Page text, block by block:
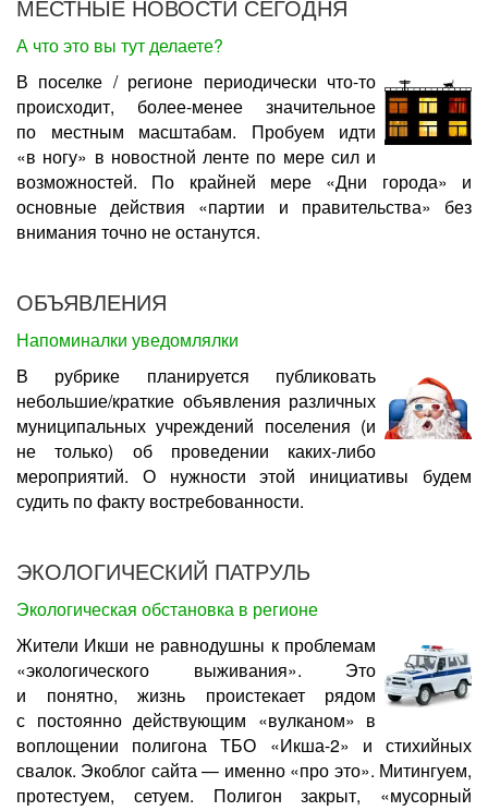
МЕСТНЫЕ НОВОСТИ СЕГОДНЯ
А что это вы тут делаете?
В поселке / регионе периодически что-то
происходит, более-менее значительное
по местным масштабам. Пробуем идти
«в ногу» в новостной ленте по мере сил и
возможностей. По крайней мере «Дни города» и
основные действия «партии и правительства» без
внимания точно не останутся.
ОБЪЯВЛЕНИЯ
Напоминалки уведомлялки
В рубрике планируется публиковать
небольшие/краткие объявления различных
муниципальных учреждений поселения (и
не только) об проведении каких-либо
мероприятий. О нужности этой инициативы будем
судить по факту востребованности.
ЭКОЛОГИЧЕСКИЙ ПАТРУЛЬ
Экологическая обстановка в регионе
Жители Икши не равнодушны к проблемам
«экологического выживания». Это
и понятно, жизнь проистекает рядом
с постоянно действующим «вулканом» в
воплощении полигона ТБО «Икша-2» и стихийных
свалок. Экоблог сайта — именно «про это». Митингуем,
протестуем, сетуем. Полигон закрыт, «мусорный